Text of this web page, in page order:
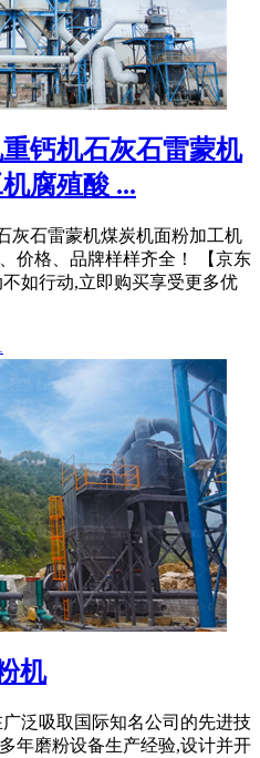
钙机石灰石雷蒙机
腐殖酸 ...
灰石雷蒙机煤炭机面粉加工机
价格、品牌样样齐全！ 【京东
如行动,立即购买享受更多优
机
泛吸取国际知名公司的先进技
年磨粉设备生产经验,设计并开